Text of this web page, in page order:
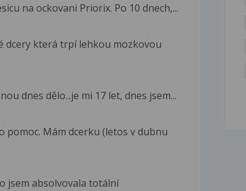
na ockovani Priorix. Po 10 dnech,...
dcery která trpí lehkou mozkovou
dnes dělo...je mi 17 let, dnes jsem...
pomoc. Mám dcerku (letos v dubnu
jsem absolvovala totální